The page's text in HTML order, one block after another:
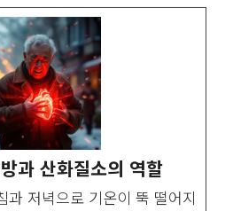
과 산화질소의 역할
과 저녁으로 기온이 뚝 떨어지